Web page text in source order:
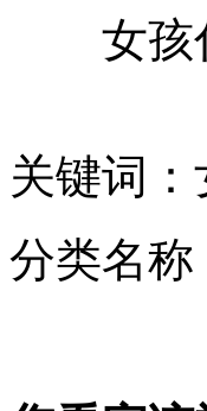
深圳：超生一胎
我国三年内全面
山西运城恶犬咬
女孩北京地铁殴
女孩伸
关键词
分类名称